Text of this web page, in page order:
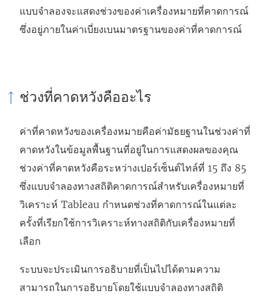
แบบจำลองจะแสดงช่วงของค่าเครื่องหมายที่คาดการณ์
ซึ่งอยู่ภายในค่าเบี่ยงเบนมาตรฐานของค่าที่คาดการณ์
ช่วงที่คาดหวังคืออะไร
ค่าที่คาดหวังของเครื่องหมายคือค่ามัธยฐานในช่วงค่าที่
คาดหวังในข้อมูลพื้นฐานที่อยู่ในการแสดงผลของคุณ
ช่วงค่าที่คาดหวังคือระหว่างเปอร์เซ็นต์ไทล์ที่ 15 ถึง 85
ซึ่งแบบจำลองทางสถิติคาดการณ์สำหรับเครื่องหมายที่
วิเคราะห์ Tableau กำหนดช่วงที่คาดการณ์ในแต่ละ
ครั้งที่เรียกใช้การวิเคราะห์ทางสถิติกับเครื่องหมายที่
เลือก
ระบบจะประเมินการอธิบายที่เป็นไปได้ตามความ
สามารถในการอธิบายโดยใช้แบบจำลองทางสถิติ